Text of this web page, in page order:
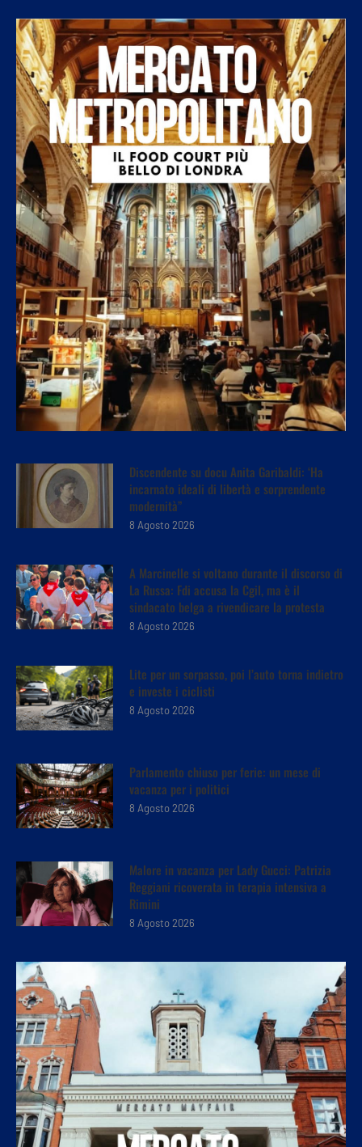
Discendente su docu Anita Garibaldi: ‘Ha
incarnato ideali di libertà e sorprendente
modernità”
8 Agosto 2026
A Marcinelle si voltano durante il discorso di
La Russa: Fdi accusa la Cgil, ma è il
sindacato belga a rivendicare la protesta
8 Agosto 2026
Lite per un sorpasso, poi l’auto torna indietro
e investe i ciclisti
8 Agosto 2026
Parlamento chiuso per ferie: un mese di
vacanza per i politici
8 Agosto 2026
Malore in vacanza per Lady Gucci: Patrizia
Reggiani ricoverata in terapia intensiva a
Rimini
8 Agosto 2026